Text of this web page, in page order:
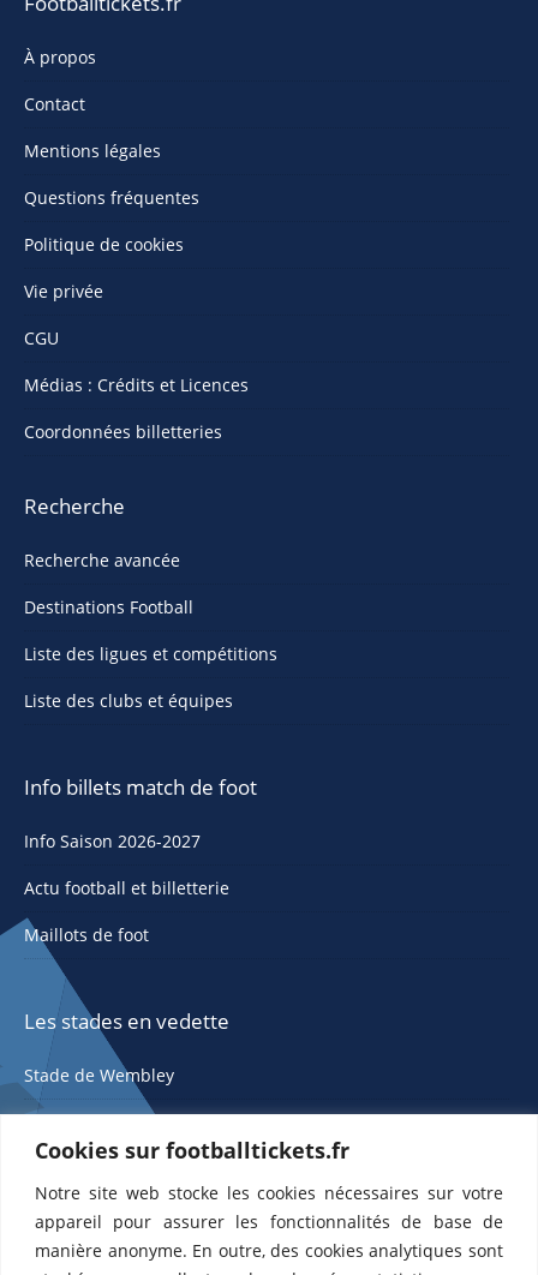
Cookies sur footballtickets.fr
Notre site web stocke les cookies nécessaires sur votre
appareil pour assurer les fonctionnalités de base de
manière anonyme. En outre, des cookies analytiques sont
À propos
Contact
Mentions légales
Questions fréquentes
Politique de cookies
Vie privée
CGU
Médias : Crédits et Licences
Coordonnées billetteries
Recherche
Recherche avancée
Destinations Football
Liste des ligues et compétitions
Liste des clubs et équipes
Info billets match de foot
Info Saison 2026-2027
Actu football et billetterie
Maillots de foot
Les stades en vedette
Stade de Wembley